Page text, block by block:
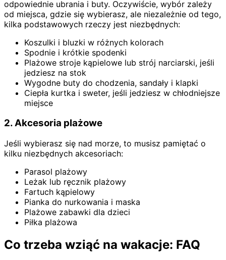
odpowiednie ubrania i buty. Oczywiście, wybór zależy
od miejsca, gdzie się wybierasz, ale niezależnie od tego,
kilka podstawowych rzeczy jest niezbędnych:
Koszulki i bluzki w różnych kolorach
Spodnie i krótkie spodenki
Plażowe stroje kąpielowe lub strój narciarski, jeśli
jedziesz na stok
Wygodne buty do chodzenia, sandały i klapki
Ciepła kurtka i sweter, jeśli jedziesz w chłodniejsze
miejsce
2. Akcesoria plażowe
Jeśli wybierasz się nad morze, to musisz pamiętać o
kilku niezbędnych akcesoriach:
Parasol plażowy
Leżak lub ręcznik plażowy
Fartuch kąpielowy
Pianka do nurkowania i maska
Plażowe zabawki dla dzieci
Piłka plażowa
Co trzeba wziąć na wakacje: FAQ